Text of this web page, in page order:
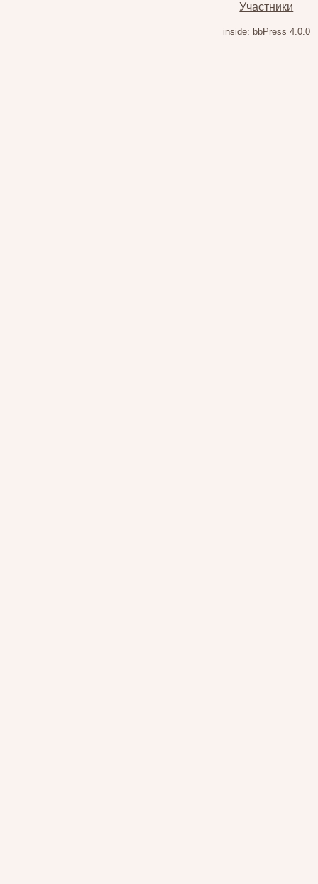
Участники
inside: bbPress 4.0.0